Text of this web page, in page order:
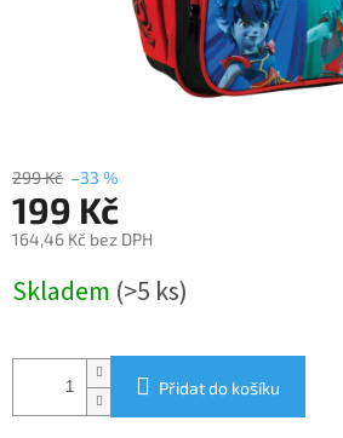
299 Kč –33 %
199 Kč
164,46 Kč bez DPH
cena:
Skladem (>5 ks)
Přidat do košíku